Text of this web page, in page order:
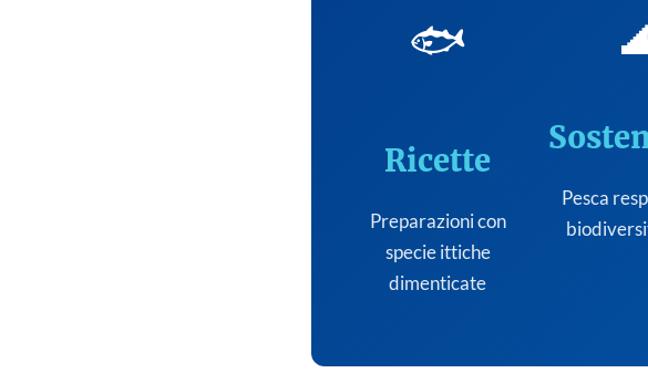
🐟
Ricette
Preparazioni con
specie ittiche
dimenticate
Pesca